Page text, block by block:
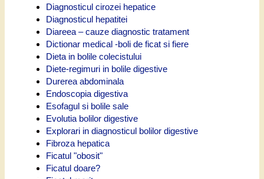
Diagnosticul cirozei hepatice
Diagnosticul hepatitei
Diareea – cauze diagnostic tratament
Dictionar medical -boli de ficat si fiere
Dieta in bolile colecistului
Diete-regimuri in bolile digestive
Durerea abdominala
Endoscopia digestiva
Esofagul si bolile sale
Evolutia bolilor digestive
Explorari in diagnosticul bolilor digestive
Fibroza hepatica
Ficatul "obosit"
Ficatul doare?